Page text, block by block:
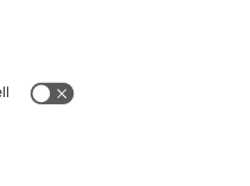
priser är exklusive moms.